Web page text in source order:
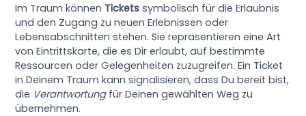
Im Traum können Tickets symbolisch für die Erlaubnis
und den Zugang zu neuen Erlebnissen oder
Lebensabschnitten stehen. Sie repräsentieren eine Art
von Eintrittskarte, die es Dir erlaubt, auf bestimmte
Ressourcen oder Gelegenheiten zuzugreifen. Ein Ticket
in Deinem Traum kann signalisieren, dass Du bereit bist,
die Verantwortungfür Deinen gewählten Weg zu
übernehmen.